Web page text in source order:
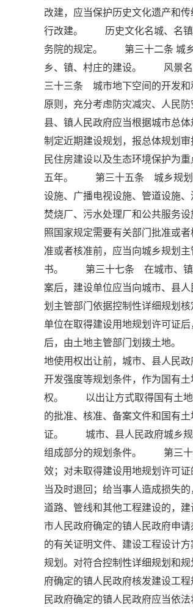
改建，应当保护历史文化遗产和
行改建。 历史文化名城、名镇
务院的规定。 第三十二条 城乡
乡、镇、村庄的建设。 风景名
三十三条 城市地下空间的开发和
原则，充分考虑防灾减灾、人民
县、镇人民政府应当根据城市总
制定近期建设规划，报总体规划
民住房建设以及生态环境保护为
五年。 第三十五条 城乡规划确
设施、广播电视设施、管道设施
焚烧厂、污水处理厂和公共服
照国家规定需要有关部门批准或
准或者核准前，应当向城乡规划
书。 第三十七条 在城市、镇规
案后，建设单位应当向城市、县
划主管部门依据控制性详细规划
单位在取得建设用地规划许可证
后，由土地主管部门划拨土地
地使用权出让前，城市、县人民
开发强度等规划条件，作为国有
权。 以出让方式取得国有土地
的批准、核准、备案文件和国有
证。 城市、县人民政府城乡规
组成部分的规划条件。 第三十
效；对未取得建设用地规划许可
当及时退回；给当事人造成损失
道路、管线和其他工程建设的，
市人民政府确定的镇人民政府申
的有关证明文件、建设工程设计
规划。对符合控制性详细规划和
府确定的镇人民政府核发建设工
民政府确定的镇人民政府应当依